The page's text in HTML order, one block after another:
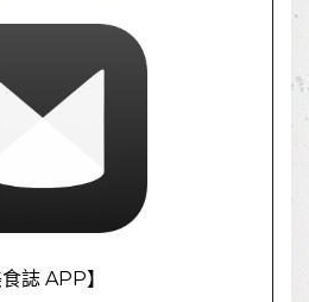
誌 APP】